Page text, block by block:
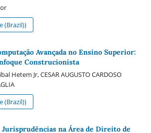
(Brazil))
Avançada no Ensino Superior:
Construcionista
Hetem Jr, CESAR AUGUSTO CARDOSO
(Brazil))
Jurisprudências na Área de Direito de